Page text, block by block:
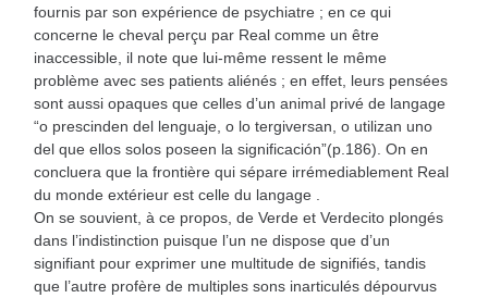
fournis par son expérience de psychiatre ; en ce qui
concerne le cheval perçu par Real comme un être
inaccessible, il note que lui-même ressent le même
problème avec ses patients aliénés ; en effet, leurs pensées
sont aussi opaques que celles d’un animal privé de langage
“o prescinden del lenguaje, o lo tergiversan, o utilizan uno
del que ellos solos poseen la significación”(p.186). On en
concluera que la frontière qui sépare irrémediablement Real
du monde extérieur est celle du langage .
On se souvient, à ce propos, de Verde et Verdecito plongés
dans l’indistinction puisque l’un ne dispose que d’un
signifiant pour exprimer une multitude de signifiés, tandis
que l’autre profère de multiples sons inarticulés dépourvus